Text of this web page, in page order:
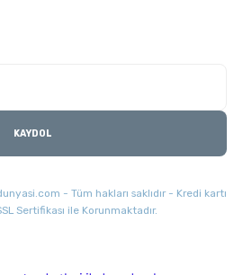
KAYDOL
- Tüm hakları saklıdır - Kredi kartı
Sertifikası ile Korunmaktadır.